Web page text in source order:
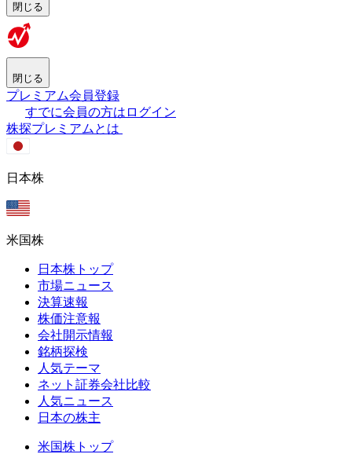
閉じる
閉じる
プレミアム会員登録
すでに会員の方はログイン
株探プレミアムとは
日本株
米国株
日本株トップ
市場ニュース
決算速報
株価注意報
会社開示情報
銘柄探検
人気テーマ
ネット証券会社比較
人気ニュース
日本の株主
米国株トップ